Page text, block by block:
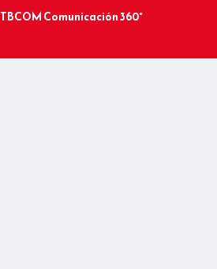
TBCOM Comunicación 360°